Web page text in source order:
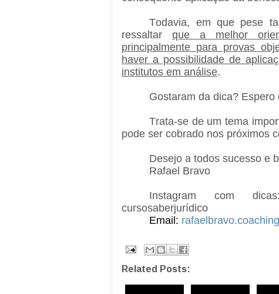
Todavia, em que pese
ressaltar que a melhor
principalmente para provas
haver a possibilidade de
institutos em análise.
Gostaram da dica? Espero
Trata-se de um tema
pode ser cobrado nos próximos
Desejo a todos sucesso e
Rafael Bravo
Instagram com
cursosaberjurídico
Email:
Related Posts: